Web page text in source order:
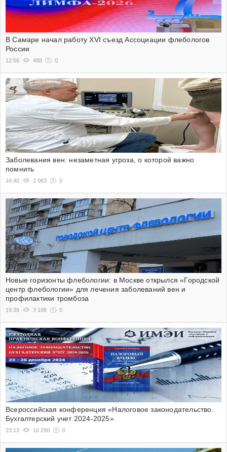
В Самаре начал работу XVI съезд Ассоциации флебологов
России
12:56 488 0
Заболевания вен: незаметная угроза, о которой важно
помнить
16:40 2 063 0
Новые горизонты флебологии: в Москве открылся «Городской
центр флебологии» для лечения заболеваний вен и
профилактики тромбоза
19:39 3 198 0
Всероссийская конференция «Налоговое законодательство.
Бухгалтерский учет 2024-2025»
23:13 10 290 0